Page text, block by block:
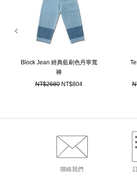
Block Jean 經典藍刷色丹寧寬
褲
NT$2680 NT$804
聯絡我們